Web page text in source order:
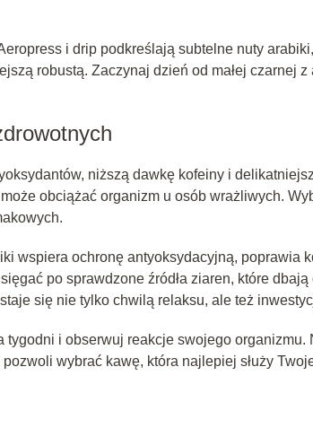
i drip podkreślają subtelne nuty
robustą. Zaczynaj dzień od małej czarnej z
niższą dawkę kofeiny i
obciążać organizm u osób wrażliwych.
wspiera ochronę antyoksydacyjną, poprawia
po sprawdzone źródła ziaren, które
się nie tylko chwilą relaksu, ale też
tygodni i obserwuj reakcje swojego
wybrać kawę, która najlepiej służy